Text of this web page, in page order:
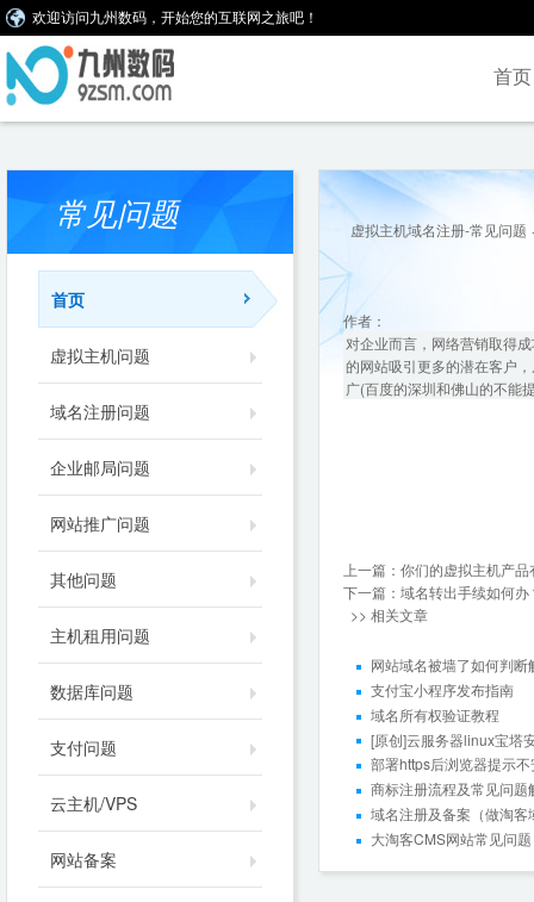
欢迎访问九州数码，开始您的互联网之旅吧！
首页
常见问题
首页
虚拟主机问题
域名注册问题
企业邮局问题
网站推广问题
其他问题
主机租用问题
数据库问题
支付问题
云主机/VPS
网站备案
虚拟主机域名注册-常见问题
作者：
对企业而言，网络营销取得
的网站吸引更多的潜在客户
广(百度的深圳和佛山的不能
上一篇： 你们的虚拟主机产
下一篇： 域名转出手续如何办
>> 相关文章
网站域名被墙了如何判断
支付宝小程序发布指南
域名所有权验证教程
[原创]云服务器linux宝塔
部署https后浏览器提示
商标注册流程及常见问题
域名注册及备案（做淘
大淘客CMS网站常见问题